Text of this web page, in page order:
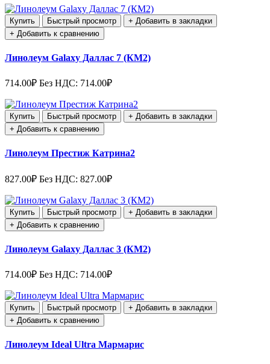
Купить Быстрый просмотр
+ Добавить в закладки
+ Добавить к сравнению
Линолеум Galaxy Даллас 7 (КМ2)
714.00₽ Без НДС: 714.00₽
Купить Быстрый просмотр
+ Добавить в закладки
+ Добавить к сравнению
Линолеум Престиж Катрина2
827.00₽ Без НДС: 827.00₽
Купить Быстрый просмотр
+ Добавить в закладки
+ Добавить к сравнению
Линолеум Galaxy Даллас 3 (КМ2)
714.00₽ Без НДС: 714.00₽
Купить Быстрый просмотр
+ Добавить в закладки
+ Добавить к сравнению
Линолеум Ideal Ultra Мармарис